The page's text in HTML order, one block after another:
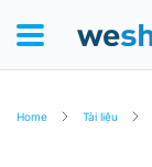
Home Tài liệu